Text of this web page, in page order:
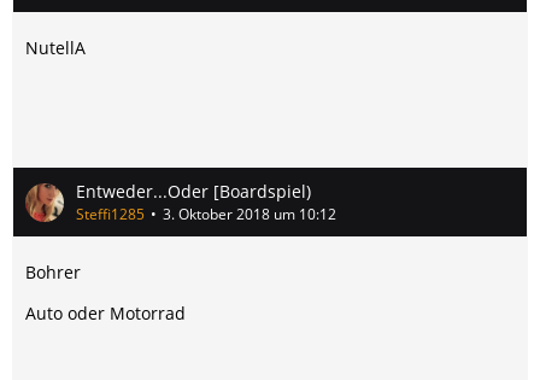
NutellA
Entweder...Oder [Boardspiel)
Steffi1285 3. Oktober 2018 um 10:12
Bohrer
Auto oder Motorrad